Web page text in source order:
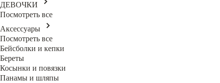
ДЕВОЧКИ
Посмотреть все
Аксессуары
Посмотреть все
Бейсболки и кепки
Береты
Косынки и повязки
Панамы и шляпы